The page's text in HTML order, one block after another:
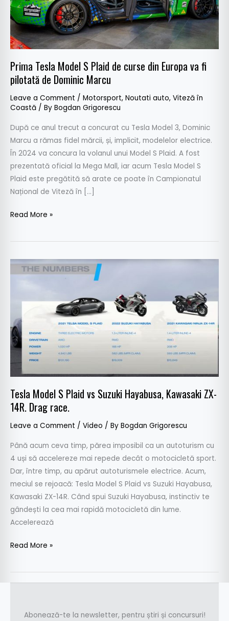
Prima Tesla Model S Plaid de curse din Europa va fi
pilotată de Dominic Marcu
Leave a Comment / Motorsport, Noutati auto, Viteză în
Coastă / By Bogdan Grigorescu
După ce anul trecut a concurat cu Tesla Model 3, Dominic
Marcu a rămas fidel mărcii, și, implicit, modelelor electrice.
În 2024 va concura la volanul unui Model S Plaid. A fost
prezentată oficial la Mega Mall, iar acum Tesla Model S
Plaid este pregătită să arate ce poate în Campionatul
Național de Viteză în […]
din
Europa
fi
de
Dominic
Marcu
Read More »
Tesla Model S Plaid vs Suzuki Hayabusa, Kawasaki ZX-
14R. Drag race.
Leave a Comment / Video / By Bogdan Grigorescu
Până acum ceva timp, părea imposibil ca un autoturism cu
4 uși să accelereze mai repede decât o motocicletă sport.
Dar, între timp, au apărut autoturismele electrice. Acum,
meciul se rejoacă: Tesla Model S Plaid vs Suzuki Hayabusa,
Kawasaki ZX-14R. Când spui Suzuki Hayabusa, instinctiv te
gândești la cea mai rapidă motocicletă din lume.
Accelerează
Tesla
Model
Plaid
Suzuki
Hayabusa,
Kawasaki
14R.
Drag
race.
Read More »
Abonează-te la newsletter, pentru știri și concursuri!